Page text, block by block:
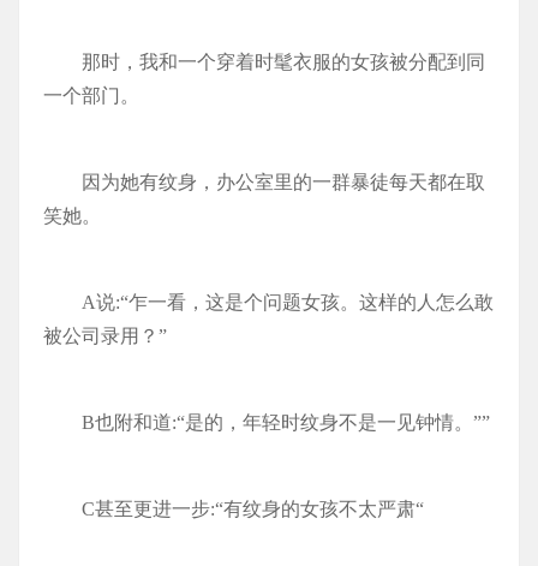
那时，我和一个穿着时髦衣服的女孩被分配到同
一个部门。
因为她有纹身，办公室里的一群暴徒每天都在取
笑她。
A说:“乍一看，这是个问题女孩。这样的人怎么敢
被公司录用？”
B也附和道:“是的，年轻时纹身不是一见钟情。””
C甚至更进一步:“有纹身的女孩不太严肃“